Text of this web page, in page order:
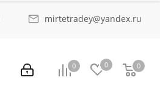
mirtetradey@yandex.ru
0 0 0